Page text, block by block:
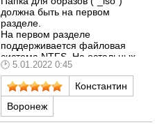
должна быть на первом
разделе.
На первом разделе
поддерживается файловая
система NTFS. На остальных
может быть любая.
Образы дисков монтируются
из меню в пару кликов в
режиме реального времени.
При включении защиты от
записи все поддерживаемые
5.01.2022 0:45
Константин
Воронеж